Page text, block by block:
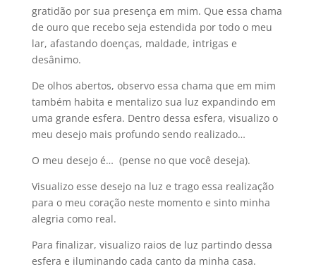
gratidão por sua presença em mim. Que essa chama
de ouro que recebo seja estendida por todo o meu
lar, afastando doenças, maldade, intrigas e
desânimo.
De olhos abertos, observo essa chama que em mim
também habita e mentalizo sua luz expandindo em
uma grande esfera. Dentro dessa esfera, visualizo o
meu desejo mais profundo sendo realizado…
O meu desejo é… (pense no que você deseja).
Visualizo esse desejo na luz e trago essa realização
para o meu coração neste momento e sinto minha
alegria como real.
Para finalizar, visualizo raios de luz partindo dessa
esfera e iluminando cada canto da minha casa.